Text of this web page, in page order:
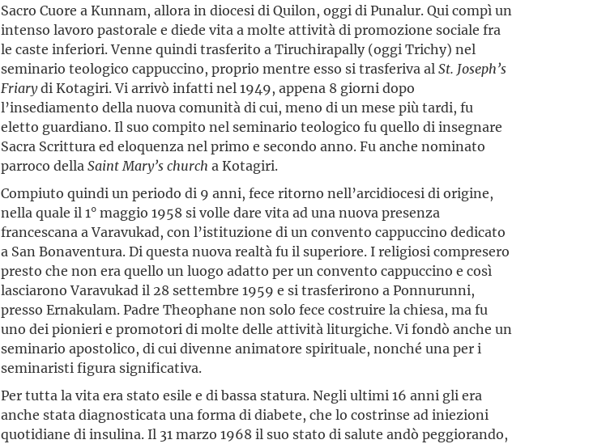
Sacro Cuore a Kunnam, allora in diocesi di Quilon, oggi di Punalur. Qui compì un
intenso lavoro pastorale e diede vita a molte attività di promozione sociale fra
le caste inferiori. Venne quindi trasferito a Tiruchirapally (oggi Trichy) nel
seminario teologico cappuccino, proprio mentre esso si trasferiva alSt. Joseph’s
Friarydi Kotagiri. Vi arrivò infatti nel 1949, appena 8 giorni dopo
l’insediamento della nuova comunità di cui, meno di un mese più tardi, fu
eletto guardiano. Il suo compito nel seminario teologico fu quello di insegnare
Sacra Scrittura ed eloquenza nel primo e secondo anno. Fu anche nominato
parroco dellaSaint Mary’s church a Kotagiri.
Compiuto quindi un periodo di 9 anni, fece ritorno nell’arcidiocesi di origine,
nella quale il 1° maggio 1958 si volle dare vita ad una nuova presenza
francescana a Varavukad, con l’istituzione di un convento cappuccino dedicato
a San Bonaventura. Di questa nuova realtà fu il superiore. I religiosi compresero
presto che non era quello un luogo adatto per un convento cappuccino e così
lasciarono Varavukad il 28 settembre 1959 e si trasferirono a Ponnurunni,
presso Ernakulam. Padre Theophane non solo fece costruire la chiesa, ma fu
uno dei pionieri e promotori di molte delle attività liturgiche. Vi fondò anche un
seminario apostolico, di cui divenne animatore spirituale, nonché una per i
seminaristi figura significativa.
Per tutta la vita era stato esile e di bassa statura. Negli ultimi 16 anni gli era
anche stata diagnosticata una forma di diabete, che lo costrinse ad iniezioni
quotidiane di insulina. Il 31 marzo 1968 il suo stato di salute andò peggiorando,